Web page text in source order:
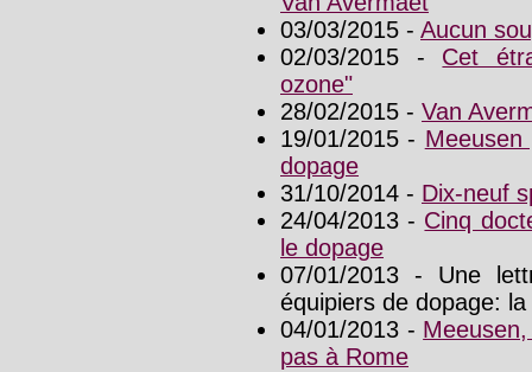
03/03/2015 - Aucun
02/03/2015 - Cet
ozone"
28/02/2015 - Van
19/01/2015 -
dopage
31/10/2014 - Dix-neuf
24/04/2013 - Cinq
le dopage
07/01/2013 - Une
équipiers de dopage:
04/01/2013 -
pas à Rome